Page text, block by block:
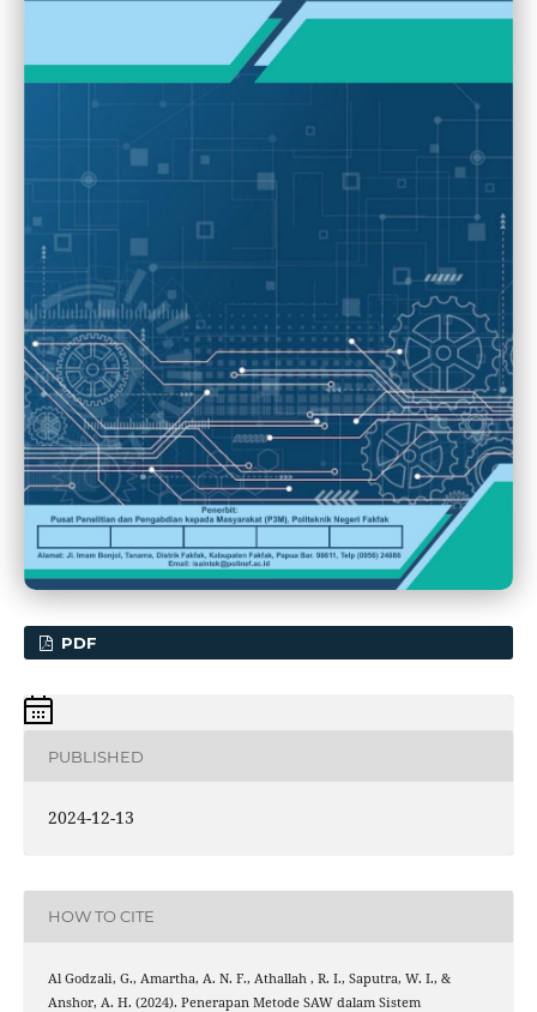
PDF
PUBLISHED
2024-12-13
HOW TO CITE
Al Godzali, G., Amartha, A. N. F., Athallah , R. I., Saputra, W. I., &
Anshor, A. H. (2024). Penerapan Metode SAW dalam Sistem